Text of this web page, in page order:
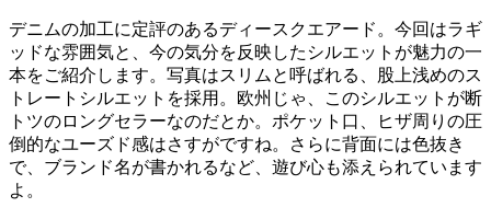
デニムの加工に定評のあるディースクエアード。今回はラギ
ッドな雰囲気と、今の気分を反映したシルエットが魅力の一
本をご紹介します。写真はスリムと呼ばれる、股上浅めのス
トレートシルエットを採用。欧州じゃ、このシルエットが断
トツのロングセラーなのだとか。ポケット口、ヒザ周りの圧
倒的なユーズド感はさすがですね。さらに背面には色抜き
で、ブランド名が書かれるなど、遊び心も添えられています
よ。